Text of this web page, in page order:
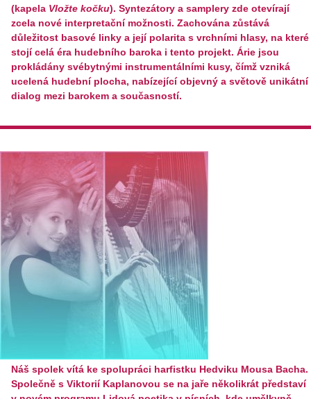
(kapela Vložte kočku). Syntezátory a samplery zde otevírají
zcela nové interpretační možnosti. Zachována zůstává
důležitost basové linky a její polarita s vrchními hlasy, na které
stojí celá éra hudebního baroka i tento projekt. Árie jsou
prokládány svébytnými instrumentálními kusy, čímž vzniká
ucelená hudební plocha, nabízející objevný a světově unikátní
dialog mezi barokem a současností.
Náš spolek vítá ke spolupráci harfistku Hedviku Mousa Bacha.
Společně s Viktorií Kaplanovou se na jaře několikrát představí